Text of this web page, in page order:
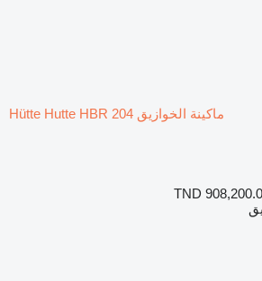
ماكينة الخوازيق Hütte Hutte HBR 204
TND